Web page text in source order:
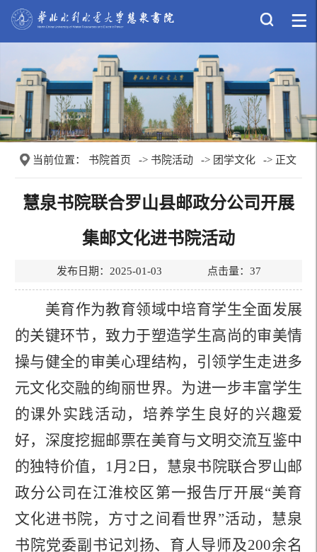
当前位置： 书院首页 -> 书院活动 -> 团学文化 -> 正文
慧泉书院联合罗山县邮政分公司开展
集邮文化进书院活动
发布日期：2025-01-03 点击量： 37
美育作为教育领域中培育学生全面发展
的关键环节，致力于塑造学生高尚的审美情
操与健全的审美心理结构，引领学生走进多
元文化交融的绚丽世界。为进一步丰富学生
的课外实践活动，培养学生良好的兴趣爱
好，深度挖掘邮票在美育与文明交流互鉴中
的独特价值， 1月 2 日， 慧泉书院联合罗山邮
政分公司 在江淮校区第一报告厅开展“美育
文化进书院，方寸之间看世界”活动 ，慧泉
书院党委副书记刘扬、育人导师及200余名